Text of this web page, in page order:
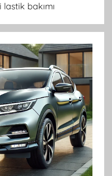
bakımı